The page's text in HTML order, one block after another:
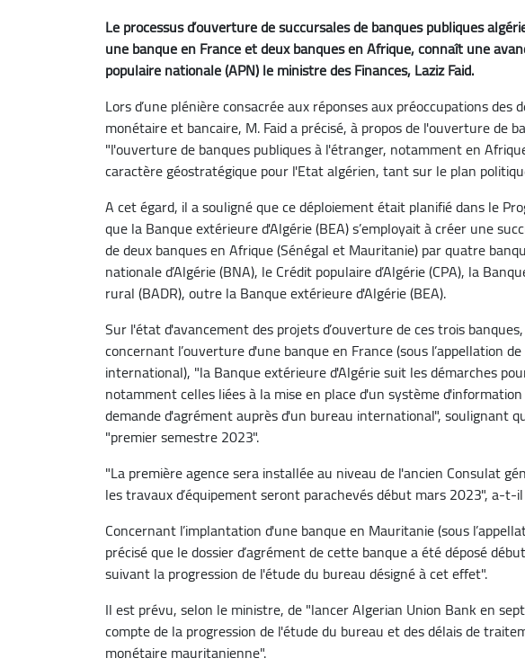
Le processus d’ouverture de succursales de banques publiques
une banque en France et deux banques en Afrique, connaît une
populaire nationale (APN) le ministre des Finances, Laziz Faid.
Lors d’une plénière consacrée aux réponses aux préoccupations
monétaire et bancaire, M. Faid a précisé, à propos de l'ouverture de
"l'ouverture de banques publiques à l'étranger, notamment en
caractère géostratégique pour l'Etat algérien, tant sur le plan
A cet égard, il a souligné que ce déploiement était planifié dans le
que la Banque extérieure d'Algérie (BEA) s’employait à créer une
de deux banques en Afrique (Sénégal et Mauritanie) par quatre
nationale d’Algérie (BNA), le Crédit populaire d’Algérie (CPA), la
rural (BADR), outre la Banque extérieure d'Algérie (BEA).
Sur l'état d'avancement des projets d’ouverture de ces trois
concernant l’ouverture d'une banque en France (sous l’appellation
international), "la Banque extérieure d'Algérie suit les démarches
notamment celles liées à la mise en place d'un système
demande d'agrément auprès d'un bureau international", soulignant
"premier semestre 2023".
"La première agence sera installée au niveau de l'ancien Consulat
les travaux d’équipement seront parachevés début mars 2023", a-t-
Concernant l’implantation d'une banque en Mauritanie (sous
précisé que le dossier d’agrément de cette banque a été déposé
suivant la progression de l'étude du bureau désigné à cet effet".
Il est prévu, selon le ministre, de "lancer Algerian Union Bank en
compte de la progression de l'étude du bureau et des délais de
monétaire mauritanienne".